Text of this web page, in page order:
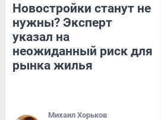
Новостройки станут не
нужны? Эксперт
указал на
неожиданный риск для
рынка жилья
Михаил Хорьков